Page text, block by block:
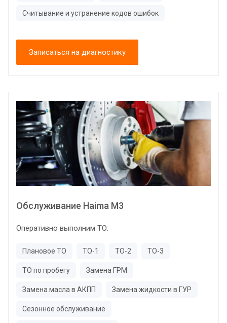
Считывание и устранение кодов ошибок
Записаться на диагностику
Обслуживание Haima M3
Оперативно выполним ТО:
Плановое ТО ТО-1 ТО-2 ТО-3
ТО по пробегу Замена ГРМ
Замена масла в АКПП Замена жидкости в ГУР
Сезонное обслуживание